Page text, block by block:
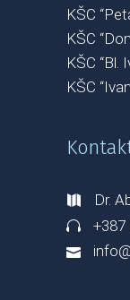
KŠC
KŠC
KŠC “Bl.
KŠC
Dr.
+387